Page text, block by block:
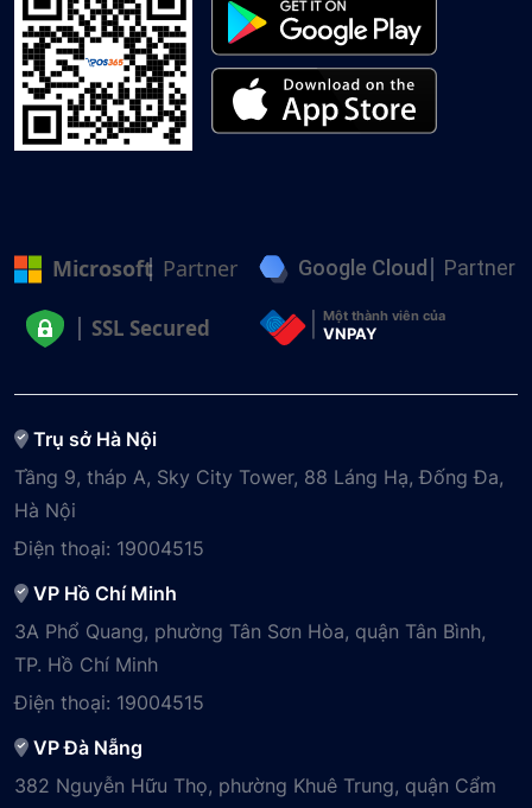
Microsoft Partner Google Cloud Partner
SSL Secured Một thành viên của
VNPAY
Trụ sở Hà Nội
Tầng 9, tháp A, Sky City Tower, 88 Láng Hạ, Đống Đa,
Hà Nội
Điện thoại: 19004515
VP Hồ Chí Minh
3A Phổ Quang, phường Tân Sơn Hòa, quận Tân Bình,
TP. Hồ Chí Minh
Điện thoại: 19004515
VP Đà Nẵng
382 Nguyễn Hữu Thọ, phường Khuê Trung, quận Cẩm